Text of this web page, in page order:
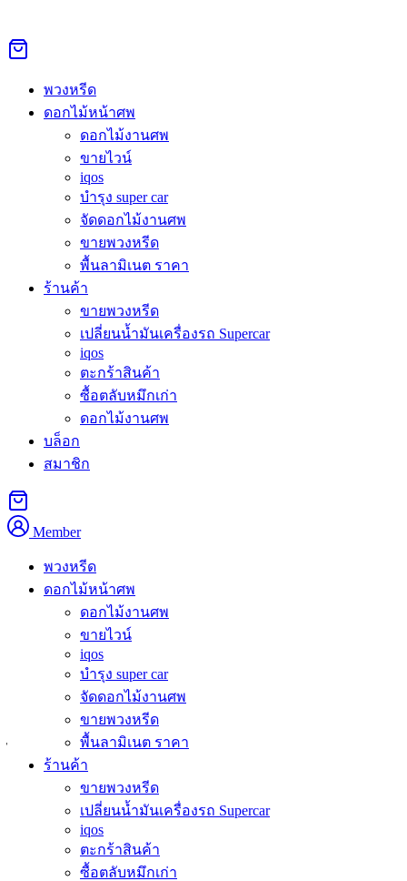
content
พวงหรีด
ดอกไม้หน้าศพ
ดอกไม้งานศพ
ขายไวน์
iqos
บำรุง super car
จัดดอกไม้งานศพ
ขายพวงหรีด
พื้นลามิเนต ราคา
ร้านค้า
ขายพวงหรีด
เปลี่ยนน้ำมันเครื่องรถ Supercar
iqos
ตะกร้าสินค้า
ซื้อตลับหมึกเก่า
ดอกไม้งานศพ
บล็อก
สมาชิก
Member
พวงหรีด
ดอกไม้หน้าศพ
ดอกไม้งานศพ
ขายไวน์
iqos
บำรุง super car
จัดดอกไม้งานศพ
ขายพวงหรีด
พื้นลามิเนต ราคา
ร้านค้า
ขายพวงหรีด
เปลี่ยนน้ำมันเครื่องรถ Supercar
iqos
ตะกร้าสินค้า
ซื้อตลับหมึกเก่า
Search
for:
Sale 26%
พวงหรีดจตุจักร
34,000.00฿
Original
was:
34,000.00฿.
25,000.00฿Current
price
is:
25,000.00฿.
สั่งพวงหรีดดอกไม้สด จตุจักร คุณภาพดี พวงหรีดเริ่ม 1,300 บาท
ดอกไม้งานศพเริ่ม 4,500 บาท ส่งด่วน 3 ชม. ทุกวัด ทุกวัน 24 ชม.
โทร/LINE สอบถามได้เลย
สั่งซื้อผ่าน Line @Aorest
ดอกไม้หน้าศพ
คำอธิบาย
คำอธิบาย
พวงหรีดจตุจักร
ครอบคลุมพื้นที่รอบสวนจตุจักรและตลาดนัดจตุจักร ราคาเริ่ม
ต้น 1,300 บาท บริการรวดเร็วทันเวลางาน
สั่งพวงหรีดจตุจักร ส่งวัดไหนได้บ้าง
เขตจตุจักรแบ่งเป็น 5 แขวง โดยวัดที่เราให้บริการจัดส่งพวงหรีด
เป็นประจำได้แก่
เสมียนนารี
ซึ่งทั้งสองแห่งตั้งอยู่ในแขวงลาดยาว เป็นวัดหลักที่
ชุมชนในย่านนี้ใช้ประกอบพิธีฌาปนกิจ ทีมงานของเรารู้จักเส้น
ทางเข้าออกและจุดจอดรถของทั้งสองวัดเป็นอย่างดี ทำให้จัดส่ง
ได้อย่างราบรื่น
พวงหรีดจตุจักร มีแบบไหน ราคาเท่าไหร่
เรามีพวงหรีดดอกไม้สดที่ได้รับความนิยมสูงสุดในการจัดงาน
พวงหรีดพัดลมที่ใช้งานได้จริง พวงหรีดผ้าที่เก็บไว้ได้นาน และ